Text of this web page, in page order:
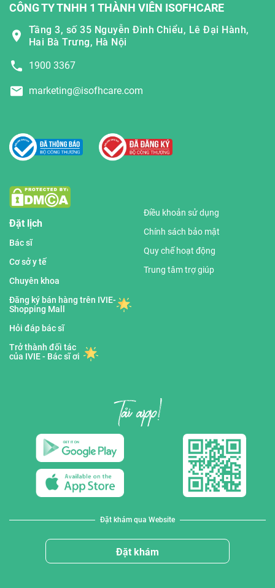
CÔNG TY TNHH 1 THÀNH VIÊN ISOFHCARE
Tầng 3, số 35 Nguyễn Đình Chiểu, Lê Đại Hành,
Hai Bà Trưng, Hà Nội
1900 3367
marketing@isofhcare.com
Đặt lịch
Bác sĩ
Cơ sở y tế
Chuyên khoa
Đăng ký bán hàng trên IVIE-
Shopping Mall
Hỏi đáp bác sĩ
Trở thành đối tác
của IVIE - Bác sĩ ơi
Điều khoản sử dụng
Chính sách bảo mật
Quy chế hoạt động
Trung tâm trợ giúp
Đặt khám qua Website
Đặt khám